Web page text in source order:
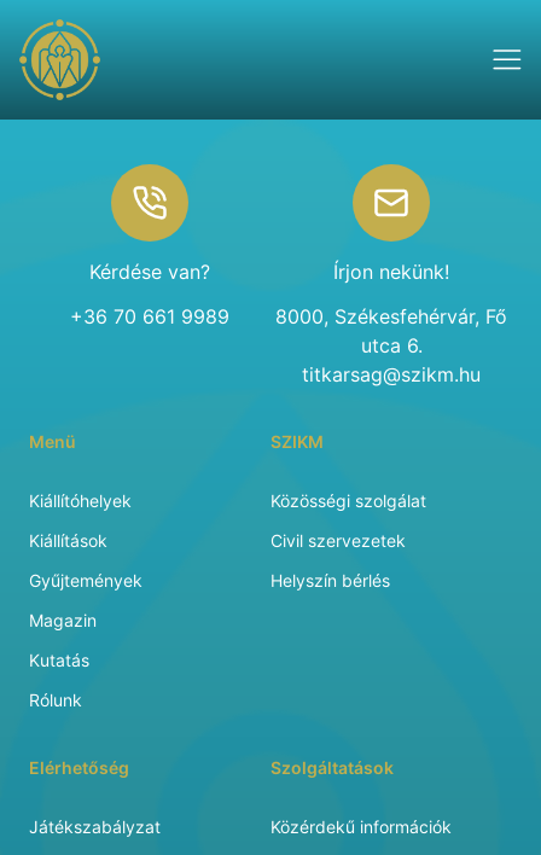
Kérdése van?
+36 70 661 9989
Írjon nekünk!
8000, Székesfehérvár, Fő
utca 6.
titkarsag@szikm.hu
Menü
Kiállítóhelyek
Kiállítások
Gyűjtemények
Magazin
Kutatás
Rólunk
SZIKM
Közösségi szolgálat
Civil szervezetek
Helyszín bérlés
Elérhetőség
Játékszabályzat
Szolgáltatások
Közérdekű információk